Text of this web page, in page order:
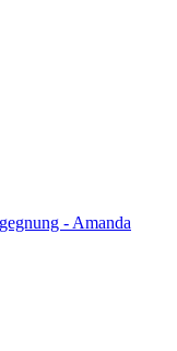
- Amanda